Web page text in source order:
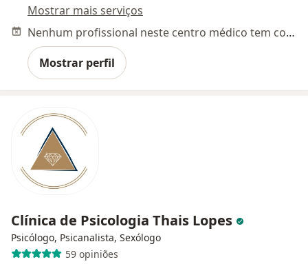
Mostrar mais serviços
Nenhum profissional neste centro médico tem consultas disponíveis
Mostrar perfil
Clínica de Psicologia Thais Lopes
Psicólogo, Psicanalista, Sexólogo
59 opiniões